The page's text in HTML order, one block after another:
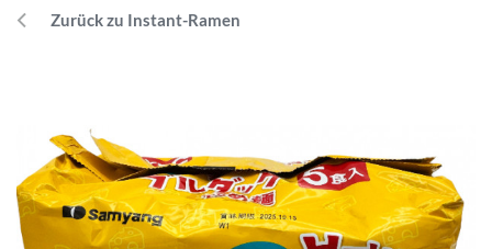
Zurück zu Instant-Ramen